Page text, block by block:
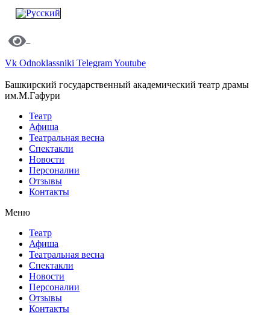
Vk Odnoklassniki TelegramYoutube
Башкирский государственный академический театр драмы
им.М.Гафури
Театр
Афиша
Театральная весна
Спектакли
Новости
Персоналии
Отзывы
Контакты
Меню
Театр
Афиша
Театральная весна
Спектакли
Новости
Персоналии
Отзывы
Контакты